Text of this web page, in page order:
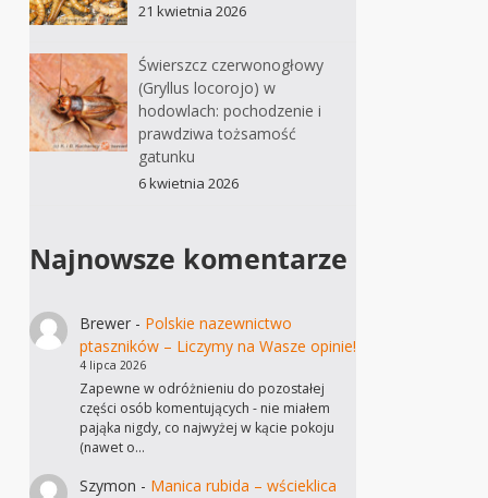
21 kwietnia 2026
Świerszcz czerwonogłowy
(Gryllus locorojo) w
hodowlach: pochodzenie i
prawdziwa tożsamość
gatunku
6 kwietnia 2026
Najnowsze komentarze
Brewer- Polskie nazewnictwo
ptaszników – Liczymy na Wasze opinie!
4 lipca 2026
Zapewne w odróżnieniu do pozostałej
części osób komentujących - nie miałem
pająka nigdy, co najwyżej w kącie pokoju
(nawet o…
Szymon - Manica rubida – wścieklica